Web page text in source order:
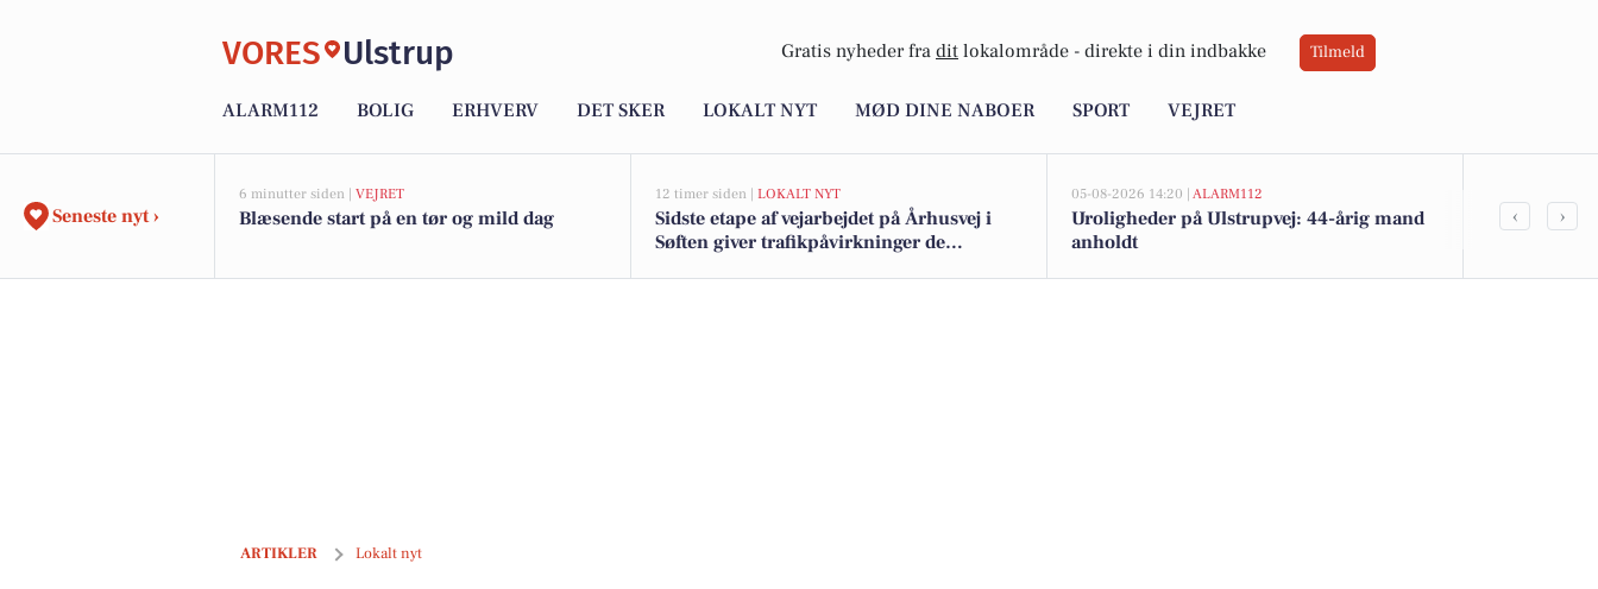
VORES Ulstrup Gratis nyheder fra dit lokalområde - direkte i din indbakke Tilmeld
ALARM112 BOLIG ERHVERV DET SKER LOKALT NYT MØD DINE NABOER SPORT VEJRET
Seneste nyt ›
6 minutter siden | VEJRET
Blæsende start på en tør og mild dag
12 timer siden | LOKALT NYT
Sidste etape af vejarbejdet på Århusvej i
Søften giver trafikpåvirkninger de
05-08-2026 14:20 | ALARM112
Uroligheder på Ulstrupvej: 44-årig mand
anholdt
Top 6 over
‹ ›
ARTIKLER Lokalt nyt
Favrskov Kommune starter klimaindsats med Klimaskovfonden for at fremme lokal skovrejsning